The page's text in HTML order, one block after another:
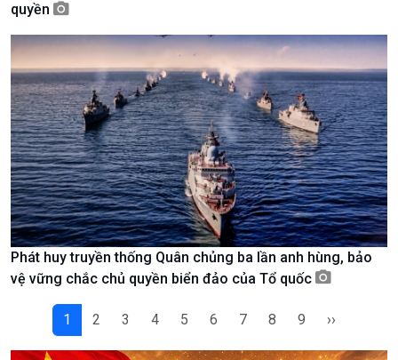
Podcast
Góc nhìn VOV1
10 phút Sự kiện - Luận bàn
Câu chuyện thời sự
quyền
Phát huy truyền thống Quân chủng ba lần anh hùng, bảo
vệ vững chắc chủ quyền biển đảo của Tổ quốc
1 2 3 4 5 6 7 8 9 ››